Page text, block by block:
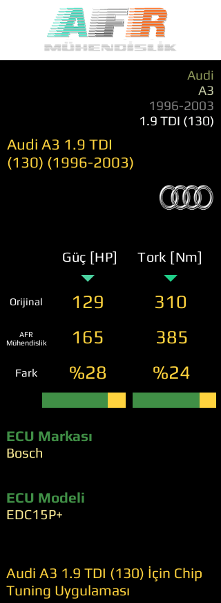
Audi
A3
1996-2003
1.9 TDI (130)
Audi A3 1.9 TDI
(130) (1996-2003)
Güç [HP] Tork [Nm]
Orijinal 129 310
AFR
Mühendislik
165 385
Fark %28 %24
ECU Markası
Bosch
ECU Modeli
EDC15P+
Audi A3 1.9 TDI (130) İçin Chip
Tuning Uygulaması